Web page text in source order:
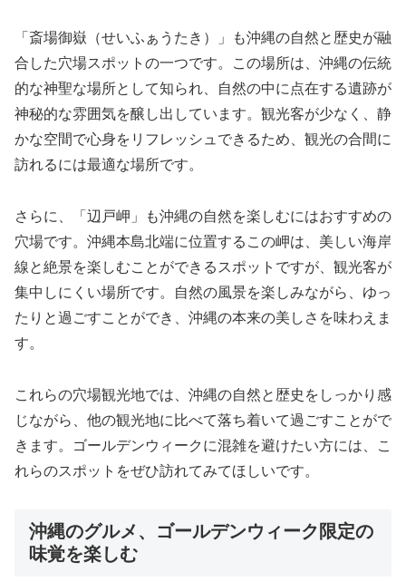
「斎場御嶽（せいふぁうたき）」も沖縄の自然と歴史が融
合した穴場スポットの一つです。この場所は、沖縄の伝統
的な神聖な場所として知られ、自然の中に点在する遺跡が
神秘的な雰囲気を醸し出しています。観光客が少なく、静
かな空間で心身をリフレッシュできるため、観光の合間に
訪れるには最適な場所です。
さらに、「辺戸岬」も沖縄の自然を楽しむにはおすすめの
穴場です。沖縄本島北端に位置するこの岬は、美しい海岸
線と絶景を楽しむことができるスポットですが、観光客が
集中しにくい場所です。自然の風景を楽しみながら、ゆっ
たりと過ごすことができ、沖縄の本来の美しさを味わえま
す。
これらの穴場観光地では、沖縄の自然と歴史をしっかり感
じながら、他の観光地に比べて落ち着いて過ごすことがで
きます。ゴールデンウィークに混雑を避けたい方には、こ
れらのスポットをぜひ訪れてみてほしいです。
沖縄のグルメ、ゴールデンウィーク限定の
味覚を楽しむ